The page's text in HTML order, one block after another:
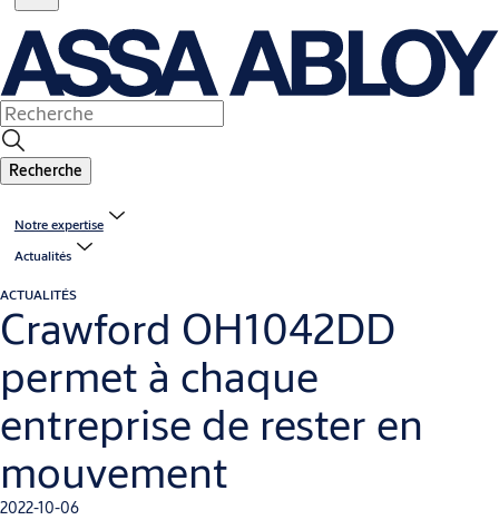
Recherche
Notre expertise
Actualités
ACTUALITÉS
Crawford OH1042DD
permet à chaque
entreprise de rester en
mouvement
2022-10-06